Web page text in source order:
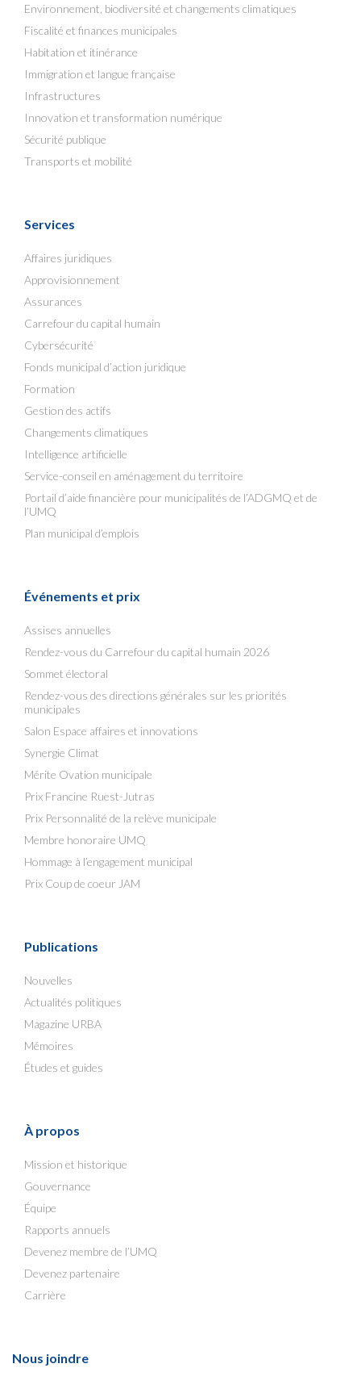
Environnement, biodiversité et changements climatiques
Fiscalité et finances municipales
Habitation et itinérance
Immigration et langue française
Infrastructures
Innovation et transformation numérique
Sécurité publique
Transports et mobilité
Services
Affaires juridiques
Approvisionnement
Assurances
Carrefour du capital humain
Cybersécurité
Fonds municipal d’action juridique
Formation
Gestion des actifs
Changements climatiques
Intelligence artificielle
Service-conseil en aménagement du territoire
Portail d’aide financière pour municipalités de l’ADGMQ et de
l’UMQ
Plan municipal d’emplois
Événements et prix
Assises annuelles
Rendez-vous du Carrefour du capital humain 2026
Sommet électoral
Rendez-vous des directions générales sur les priorités
municipales
Salon Espace affaires et innovations
Synergie Climat
Mérite Ovation municipale
Prix Francine Ruest-Jutras
Prix Personnalité de la relève municipale
Membre honoraire UMQ
Hommage à l’engagement municipal
Prix Coup de coeur JAM
Publications
Nouvelles
Actualités politiques
Magazine URBA
Mémoires
Études et guides
À propos
Mission et historique
Gouvernance
Équipe
Rapports annuels
Devenez membre de l’UMQ
Devenez partenaire
Carrière
Nous joindre